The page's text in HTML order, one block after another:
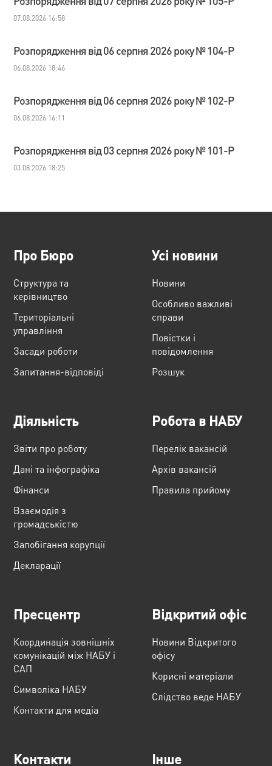
07.08.2026 16:58
Розпорядження від 06 серпня 2026 року № 104-Р
06.08.2026 18:46
Розпорядження від 06 серпня 2026 року № 102-Р
06.08.2026 16:11
Розпорядження від 03 серпня 2026 року № 101-Р
03.08.2026 18:25
Про Бюро
Структура та
керівництво
Територіальні
управління
Засади роботи
Запитання-відповіді
Усі новини
Новини
Особливо важливі
справи
Повістки і
повідомлення
Розшук
Діяльність
Звіти про роботу
Дані та інфографіка
Фінанси
Взаємодія з
громадськістю
Запобігання корупції
Декларації
Робота в НАБУ
Перелік вакансій
Архів вакансій
Правила прийому
Пресцентр
Координація зовнішніх
комунікацій між НАБУ і
САП
Cимволіка НАБУ
Контакти для медіа
Відкритий офіс
Новини Відкритого
офісу
Корисні матеріали
Слідство веде НАБУ
Контакти Інше